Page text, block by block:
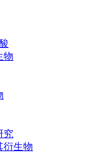
物
究
衍生物